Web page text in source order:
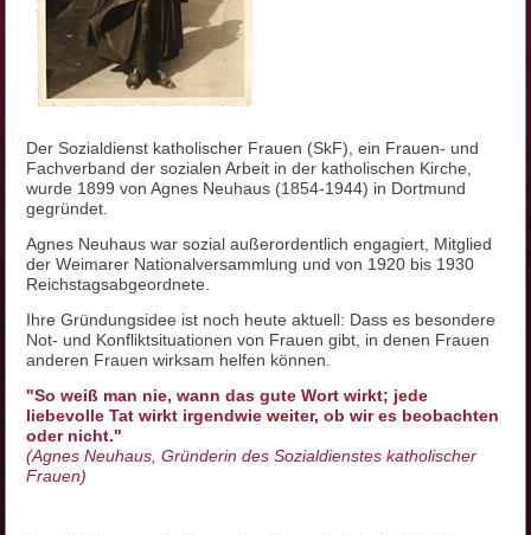
Der Sozialdienst katholischer Frauen (SkF), ein Frauen- und
Fachverband der sozialen Arbeit in der katholischen Kirche,
wurde 1899 von Agnes Neuhaus (1854-1944) in Dortmund
gegründet.
Agnes Neuhaus war sozial außerordentlich engagiert, Mitglied
der Weimarer Nationalversammlung und von 1920 bis 1930
Reichstagsabgeordnete.
Ihre Gründungsidee ist noch heute aktuell: Dass es besondere
Not- und Konfliktsituationen von Frauen gibt, in denen Frauen
anderen Frauen wirksam helfen können.
"So weiß man nie, wann das gute Wort wirkt; jede
liebevolle Tat wirkt irgendwie weiter, ob wir es beobachten
oder nicht."
(Agnes Neuhaus, Gründerin des Sozialdienstes katholischer
Frauen)